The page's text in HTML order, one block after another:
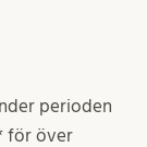
perioden
för över